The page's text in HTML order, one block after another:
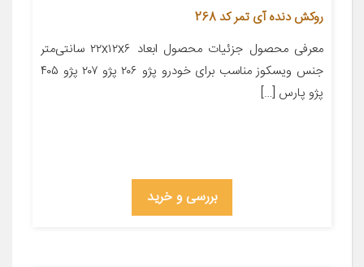
روکش دنده آی تمر کد 268
معرفی محصول جزئیات محصول ابعاد ۲۲x۱۲x۶ سانتی‌متر
جنس ویسکوز مناسب برای خودرو پژو ۲۰۶ پژو ۲۰۷ پژو ۴۰۵
پژو پارس […]
بررسی و خرید